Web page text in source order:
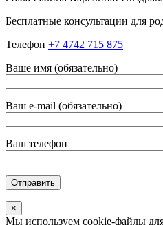
Бесплатные консультации для
Телефон +7 4742 715 875
Ваше имя (обязательно)
Ваш e-mail (обязательно)
Ваш телефон
×
Мы используем cookie-файлы